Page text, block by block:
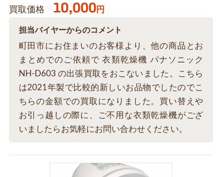
買取価格 10,000円
担当バイヤーからのコメント
町田市にお住まいのお客様より、他の商品とお
まとめでのご依頼で 衣類乾燥機 パナソニック
NH-D603 の出張買取をおこないました。こちら
は2021年製で比較的新しいお品物でしたのでこ
ちらの金額での買取になりました。買い替えや
お引っ越しの際に、ご不用な衣類乾燥機がござ
いましたらお気軽にお問い合わせください。